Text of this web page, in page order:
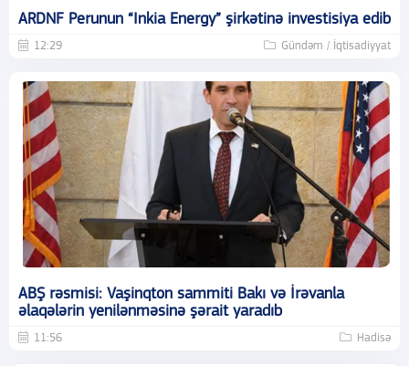
ARDNF Perunun “Inkia Energy” şirkətinə investisiya edib
12:29 Gündəm / İqtisadiyyat
ABŞ rəsmisi: Vaşinqton sammiti Bakı və İrəvanla
əlaqələrin yenilənməsinə şərait yaradıb
11:56 Hadisə